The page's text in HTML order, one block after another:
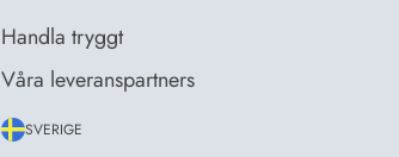
Handla tryggt
Våra leveranspartners
SVERIGE